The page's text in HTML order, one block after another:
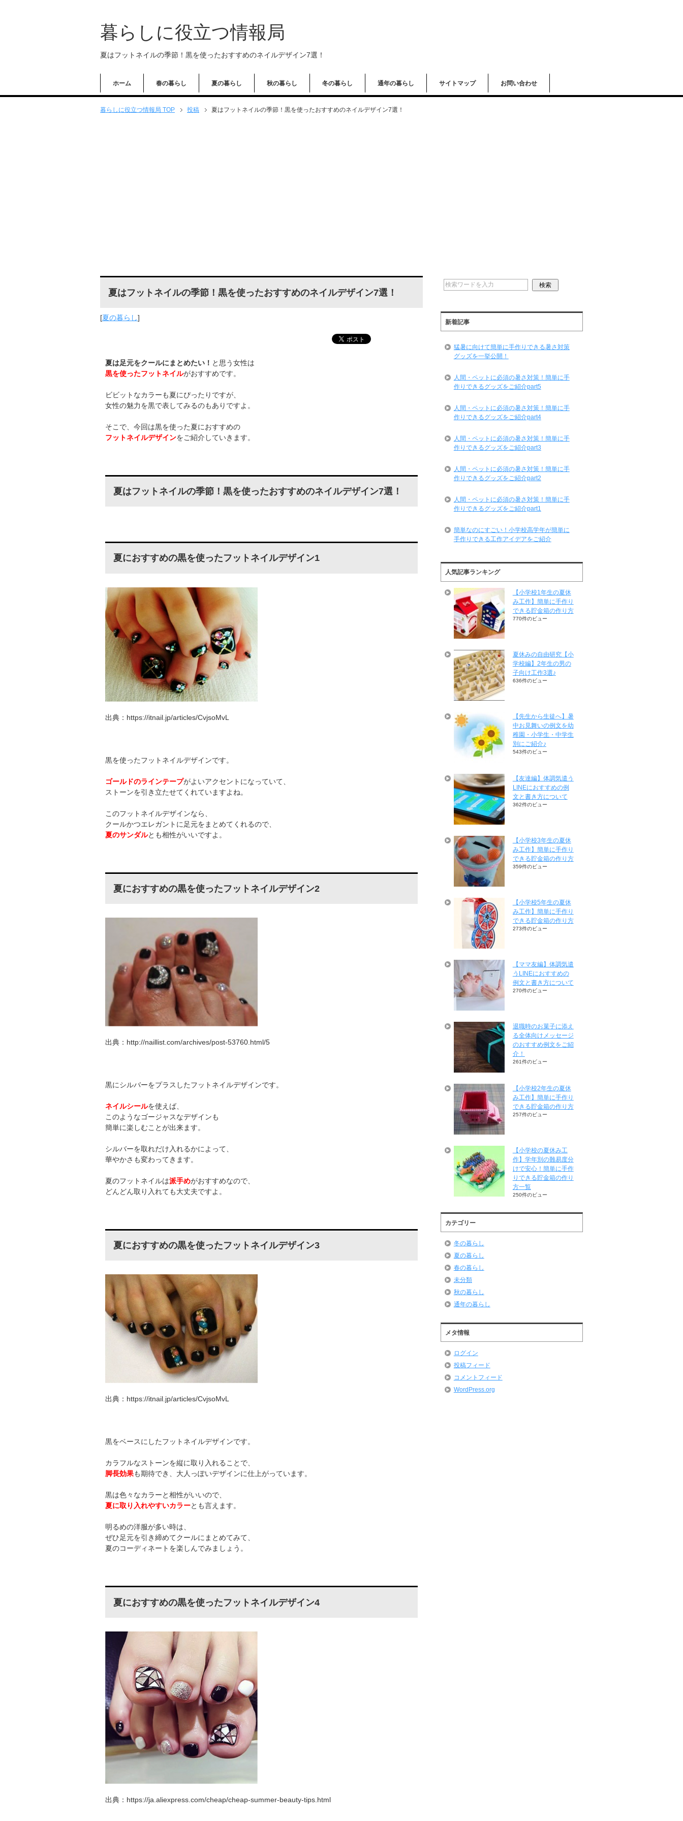
暮らしに役立つ情報局
夏はフットネイルの季節！黒を使ったおすすめのネイルデザイン7選！
ホーム 春の暮らし 夏の暮らし 秋の暮らし 冬の暮らし 通年の暮らし サイトマップ お問い合わせ
暮らしに役立つ情報局 TOP 投稿 夏はフットネイルの季節！黒を使ったおすすめのネイルデザイン7選！
夏はフットネイルの季節！黒を使ったおすすめのネイルデザイン7選！
[夏の暮らし]
夏は足元をクールにまとめたい！ と思う女性は
黒を使ったフットネイルがおすすめです。
ビビットなカラーも夏にぴったりですが、
女性の魅力を黒で表してみるのもありですよ。
そこで、今回は黒を使った夏におすすめの
フットネイルデザインをご紹介していきます。
夏はフットネイルの季節！黒を使ったおすすめのネイルデザイン7選！
夏におすすめの黒を使ったフットネイルデザイン1
出典：https://itnail.jp/articles/CvjsoMvL
黒を使ったフットネイルデザインです。
ゴールドのラインテープがよいアクセントになっていて、
ストーンを引き立たせてくれていますよね。
このフットネイルデザインなら、
クールかつエレガントに足元をまとめてくれるので、
夏のサンダルとも相性がいいですよ。
夏におすすめの黒を使ったフットネイルデザイン2
出典：http://naillist.com/archives/post-53760.html/5
黒にシルバーをプラスしたフットネイルデザインです。
ネイルシールを使えば、
このようなゴージャスなデザインも
簡単に楽しむことが出来ます。
シルバーを取れだけ入れるかによって、
華やかさも変わってきます。
夏のフットネイルは派手めがおすすめなので、
どんどん取り入れても大丈夫ですよ。
夏におすすめの黒を使ったフットネイルデザイン3
出典：https://itnail.jp/articles/CvjsoMvL
黒をベースにしたフットネイルデザインです。
カラフルなストーンを縦に取り入れることで、
脚長効果も期待でき、大人っぽいデザインに仕上がっています。
黒は色々なカラーと相性がいいので、
夏に取り入れやすいカラーとも言えます。
明るめの洋服が多い時は、
ぜひ足元を引き締めてクールにまとめてみて、
夏のコーディネートを楽しんでみましょう。
夏におすすめの黒を使ったフットネイルデザイン4
出典：https://ja.aliexpress.com/cheap/cheap-summer-beauty-tips.html
新着記事
猛暑に向けて簡単に手作りできる暑さ対策
グッズを一挙公開！
人間・ペットに必須の暑さ対策！簡単に手
作りできるグッズをご紹介part5
人間・ペットに必須の暑さ対策！簡単に手
作りできるグッズをご紹介part4
人間・ペットに必須の暑さ対策！簡単に手
作りできるグッズをご紹介part3
人間・ペットに必須の暑さ対策！簡単に手
作りできるグッズをご紹介part2
人間・ペットに必須の暑さ対策！簡単に手
作りできるグッズをご紹介part1
簡単なのにすごい！小学校高学年が簡単に
手作りできる工作アイデアをご紹介
人気記事ランキング
【小学校1年生の夏休
み工作】簡単に手作り
できる貯金箱の作り方
770件のビュー
夏休みの自由研究【小
学校編】2年生の男の
子向け工作3選♪
636件のビュー
【先生から生徒へ】暑
中お見舞いの例文を幼
稚園・小学生・中学生
別にご紹介♪
543件のビュー
【友達編】体調気遣う
LINEにおすすめの例
文と書き方について
362件のビュー
【小学校3年生の夏休
み工作】簡単に手作り
できる貯金箱の作り方
359件のビュー
【小学校5年生の夏休
み工作】簡単に手作り
できる貯金箱の作り方
273件のビュー
【ママ友編】体調気遣
うLINEにおすすめの
例文と書き方について
270件のビュー
退職時のお菓子に添え
る全体向けメッセージ
のおすすめ例文をご紹
介！
261件のビュー
【小学校2年生の夏休
み工作】簡単に手作り
できる貯金箱の作り方
257件のビュー
【小学校の夏休み工
作】学年別の難易度分
けで安心！簡単に手作
りできる貯金箱の作り
方一覧
250件のビュー
カテゴリー
冬の暮らし
夏の暮らし
春の暮らし
未分類
秋の暮らし
通年の暮らし
メタ情報
ログイン
投稿フィード
コメントフィード
WordPress.org